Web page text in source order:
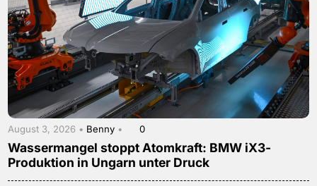
August 3, 2026 • Benny • 0
Wassermangel stoppt Atomkraft: BMW iX3-
Produktion in Ungarn unter Druck